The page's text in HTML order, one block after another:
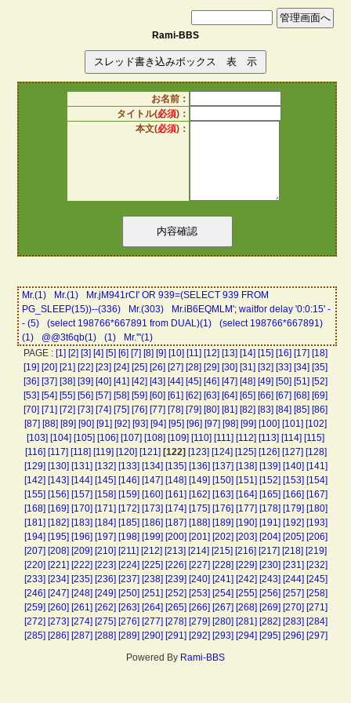
Rami-BBS
お名前：
タイトル(必須)：
本文(必須)：
Mr.(1) Mr.(1)
Mr.jM941rCI' OR 939=(SELECT 939 FROM
PG_SLEEP(15))--(336)
Mr.(303)
Mr.iB6EQMLM'; waitfor delay '0:0:15' -
- (5)
(select 198766*667891 from DUAL)(1)
(select 198766*667891)
(1)
@@3t6qb(1) (1)
Mr.'"(1)
PAGE : [1] [2] [3] [4] [5] [6] [7] [8] [9] [10] [11] [12] [13] [14] [15] [16] [17] [18]
[19] [20] [21] [22] [23] [24] [25] [26] [27] [28] [29] [30] [31] [32] [33] [34] [35]
[36] [37] [38] [39] [40] [41] [42] [43] [44] [45] [46] [47] [48] [49] [50] [51] [52]
[53] [54] [55] [56] [57] [58] [59] [60] [61] [62] [63] [64] [65] [66] [67] [68] [69]
[70] [71] [72] [73] [74] [75] [76] [77] [78] [79] [80] [81] [82] [83] [84] [85] [86]
[87] [88] [89] [90] [91] [92] [93] [94] [95] [96] [97] [98] [99] [100] [101] [102]
[103] [104] [105] [106] [107] [108] [109] [110] [111] [112] [113] [114] [115]
[116] [117] [118] [119] [120] [121] [122] [123] [124] [125] [126] [127] [128]
[129] [130] [131] [132] [133] [134] [135] [136] [137] [138] [139] [140] [141]
[142] [143] [144] [145] [146] [147] [148] [149] [150] [151] [152] [153] [154]
[155] [156] [157] [158] [159] [160] [161] [162] [163] [164] [165] [166] [167]
[168] [169] [170] [171] [172] [173] [174] [175] [176] [177] [178] [179] [180]
[181] [182] [183] [184] [185] [186] [187] [188] [189] [190] [191] [192] [193]
[194] [195] [196] [197] [198] [199] [200] [201] [202] [203] [204] [205] [206]
[207] [208] [209] [210] [211] [212] [213] [214] [215] [216] [217] [218] [219]
[220] [221] [222] [223] [224] [225] [226] [227] [228] [229] [230] [231] [232]
[233] [234] [235] [236] [237] [238] [239] [240] [241] [242] [243] [244] [245]
[246] [247] [248] [249] [250] [251] [252] [253] [254] [255] [256] [257] [258]
[259] [260] [261] [262] [263] [264] [265] [266] [267] [268] [269] [270] [271]
[272] [273] [274] [275] [276] [277] [278] [279] [280] [281] [282] [283] [284]
[285] [286] [287] [288] [289] [290] [291] [292] [293] [294] [295] [296] [297]
Powered By Rami-BBS